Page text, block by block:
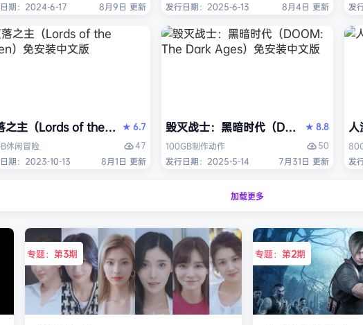
期：2024-6-17
8月9日 更新
发行日期：2025-6-13
8月4日 更新
发
Theft Auto V Enhanced）免安装中文版
之主（Lords of the Fallen）免安装中文版
★ 6.7
休闲冒险
47
期：2023-10-13
8月1日 更新
毁灭战士：黑暗时代（DOOM: The
★8.8
100GB制作动作
50
发行日期：2025-5-14
7月31日 更新
人
发
加载更多
专题：第3期 专题：第2期